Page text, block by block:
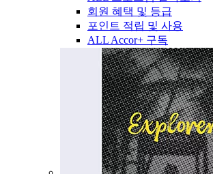
회원 혜택 및 등급
포인트 적립 및 사용
ALL Accor+ 구독